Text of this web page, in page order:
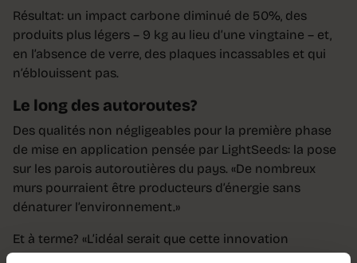
Résultat: un impact carbone diminué de 50%, des
produits plus légers – 9 kg au lieu d’une vingtaine – et,
en l’absence de verre, des plaques incassables et qui
n’éblouissent pas.
Le long des autoroutes?
Des qualités non négligeables pour la première phase
de mise en application pensée par LightSeeds: la pose
sur les parois autoroutières du pays. «De nombreux
murs pourraient être producteurs d’énergie sans
dénaturer l’environnement.»
Et à terme? «L’idéal serait que cette innovation
devienne le standard et permette de reprendre le